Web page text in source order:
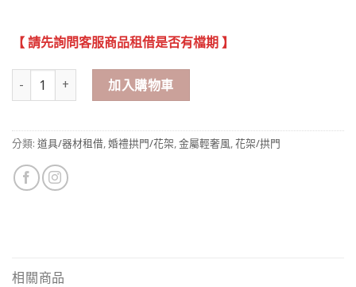
【 請先詢問客服商品租借是否有檔期 】
長形 花藝拱門花架【租借】 數量
加入購物車
分類: 道具/器材租借 婚禮拱門/花架 金屬輕奢風 花架/拱門
相關商品